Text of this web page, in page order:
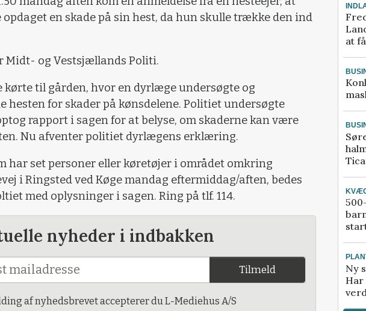
en skade på sin hest, da hun skulle trække den ind
Midt- og Vestsjællands Politi.
kørte til gården, hvor en dyrlæge undersøgte og
hesten for skader på kønsdelene. Politiet undersøgte
rapport i sagen for at belyse, om skaderne kan være
Nu afventer politiet dyrlægens erklæring.
har set personer eller køretøjer i området omkring
i Ringsted ved Køge mandag eftermiddag/aften, bedes
med oplysninger i sagen. Ring på tlf. 114.
nyheder i indbakken
Tilmeld
af nyhedsbrevet accepterer du L-Mediehus A/S
at
Ny
Har